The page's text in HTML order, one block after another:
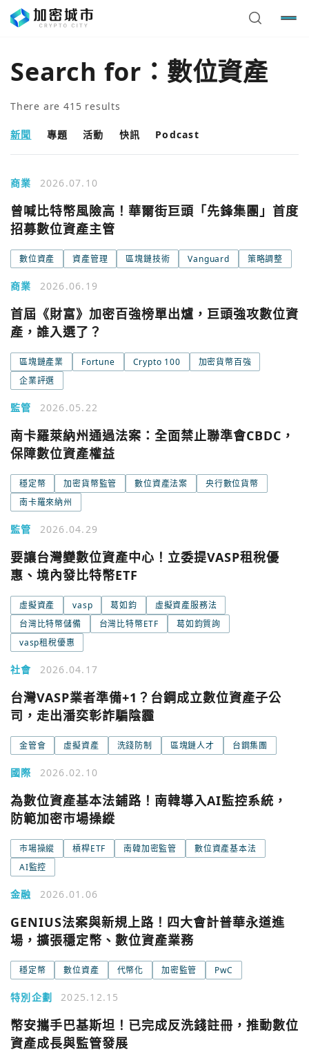
Search for： 數位資產
There are 415 results
新聞 專題 活動 快訊 Podcast
商業 2026.07.10
曾喊比特幣風險高！華爾街巨頭「先鋒集團」首度
招募數位資產主管
數位資產 資產管理 區塊鏈技術 Vanguard 策略調整
商業 2026.06.19
首屆《財富》加密百強榜單出爐，巨頭強攻數位資
產，誰入選了？
區塊鏈產業 Fortune Crypto 100
加密貨幣百強
企業評選
監管 2026.05.22
南卡羅萊納州通過法案：全面禁止聯準會CBDC，
保障數位資產權益
穩定幣 加密貨幣監管 數位資產法案
央行數位貨幣
南卡羅來納州
監管 2026.04.29
要讓台灣變數位資產中心！立委提VASP租稅優
惠、境內發比特幣ETF
虛擬資產 vasp 葛如鈞
虛擬資產服務法
台灣比特幣儲備
台灣比特幣ETF
葛如鈞質詢
vasp租稅優惠
社會 2026.04.17
台灣VASP業者準備+1？台鋼成立數位資產子公
司，走出潘奕彰詐騙陰霾
金管會 虛擬資產 洗錢防制 區塊鏈人才 台鋼集團
國際 2026.02.10
為數位資產基本法鋪路！南韓導入AI監控系統，
防範加密市場操縱
市場操縱 槓桿ETF 南韓加密監管
數位資產基本法
AI監控
金融 2026.01.06
GENIUS法案與新規上路！四大會計普華永道進
場，擴張穩定幣、數位資產業務
穩定幣 數位資產 代幣化 加密監管 PwC
特別企劃 2025.12.15
幣安攜手巴基斯坦！已完成反洗錢註冊，推動數位
資產成長與監管發展
今日熱門
Google
Apple
Email
您已閒置5分鐘，請點擊關閉按鈕或空白處，即可回到加密
今日熱門